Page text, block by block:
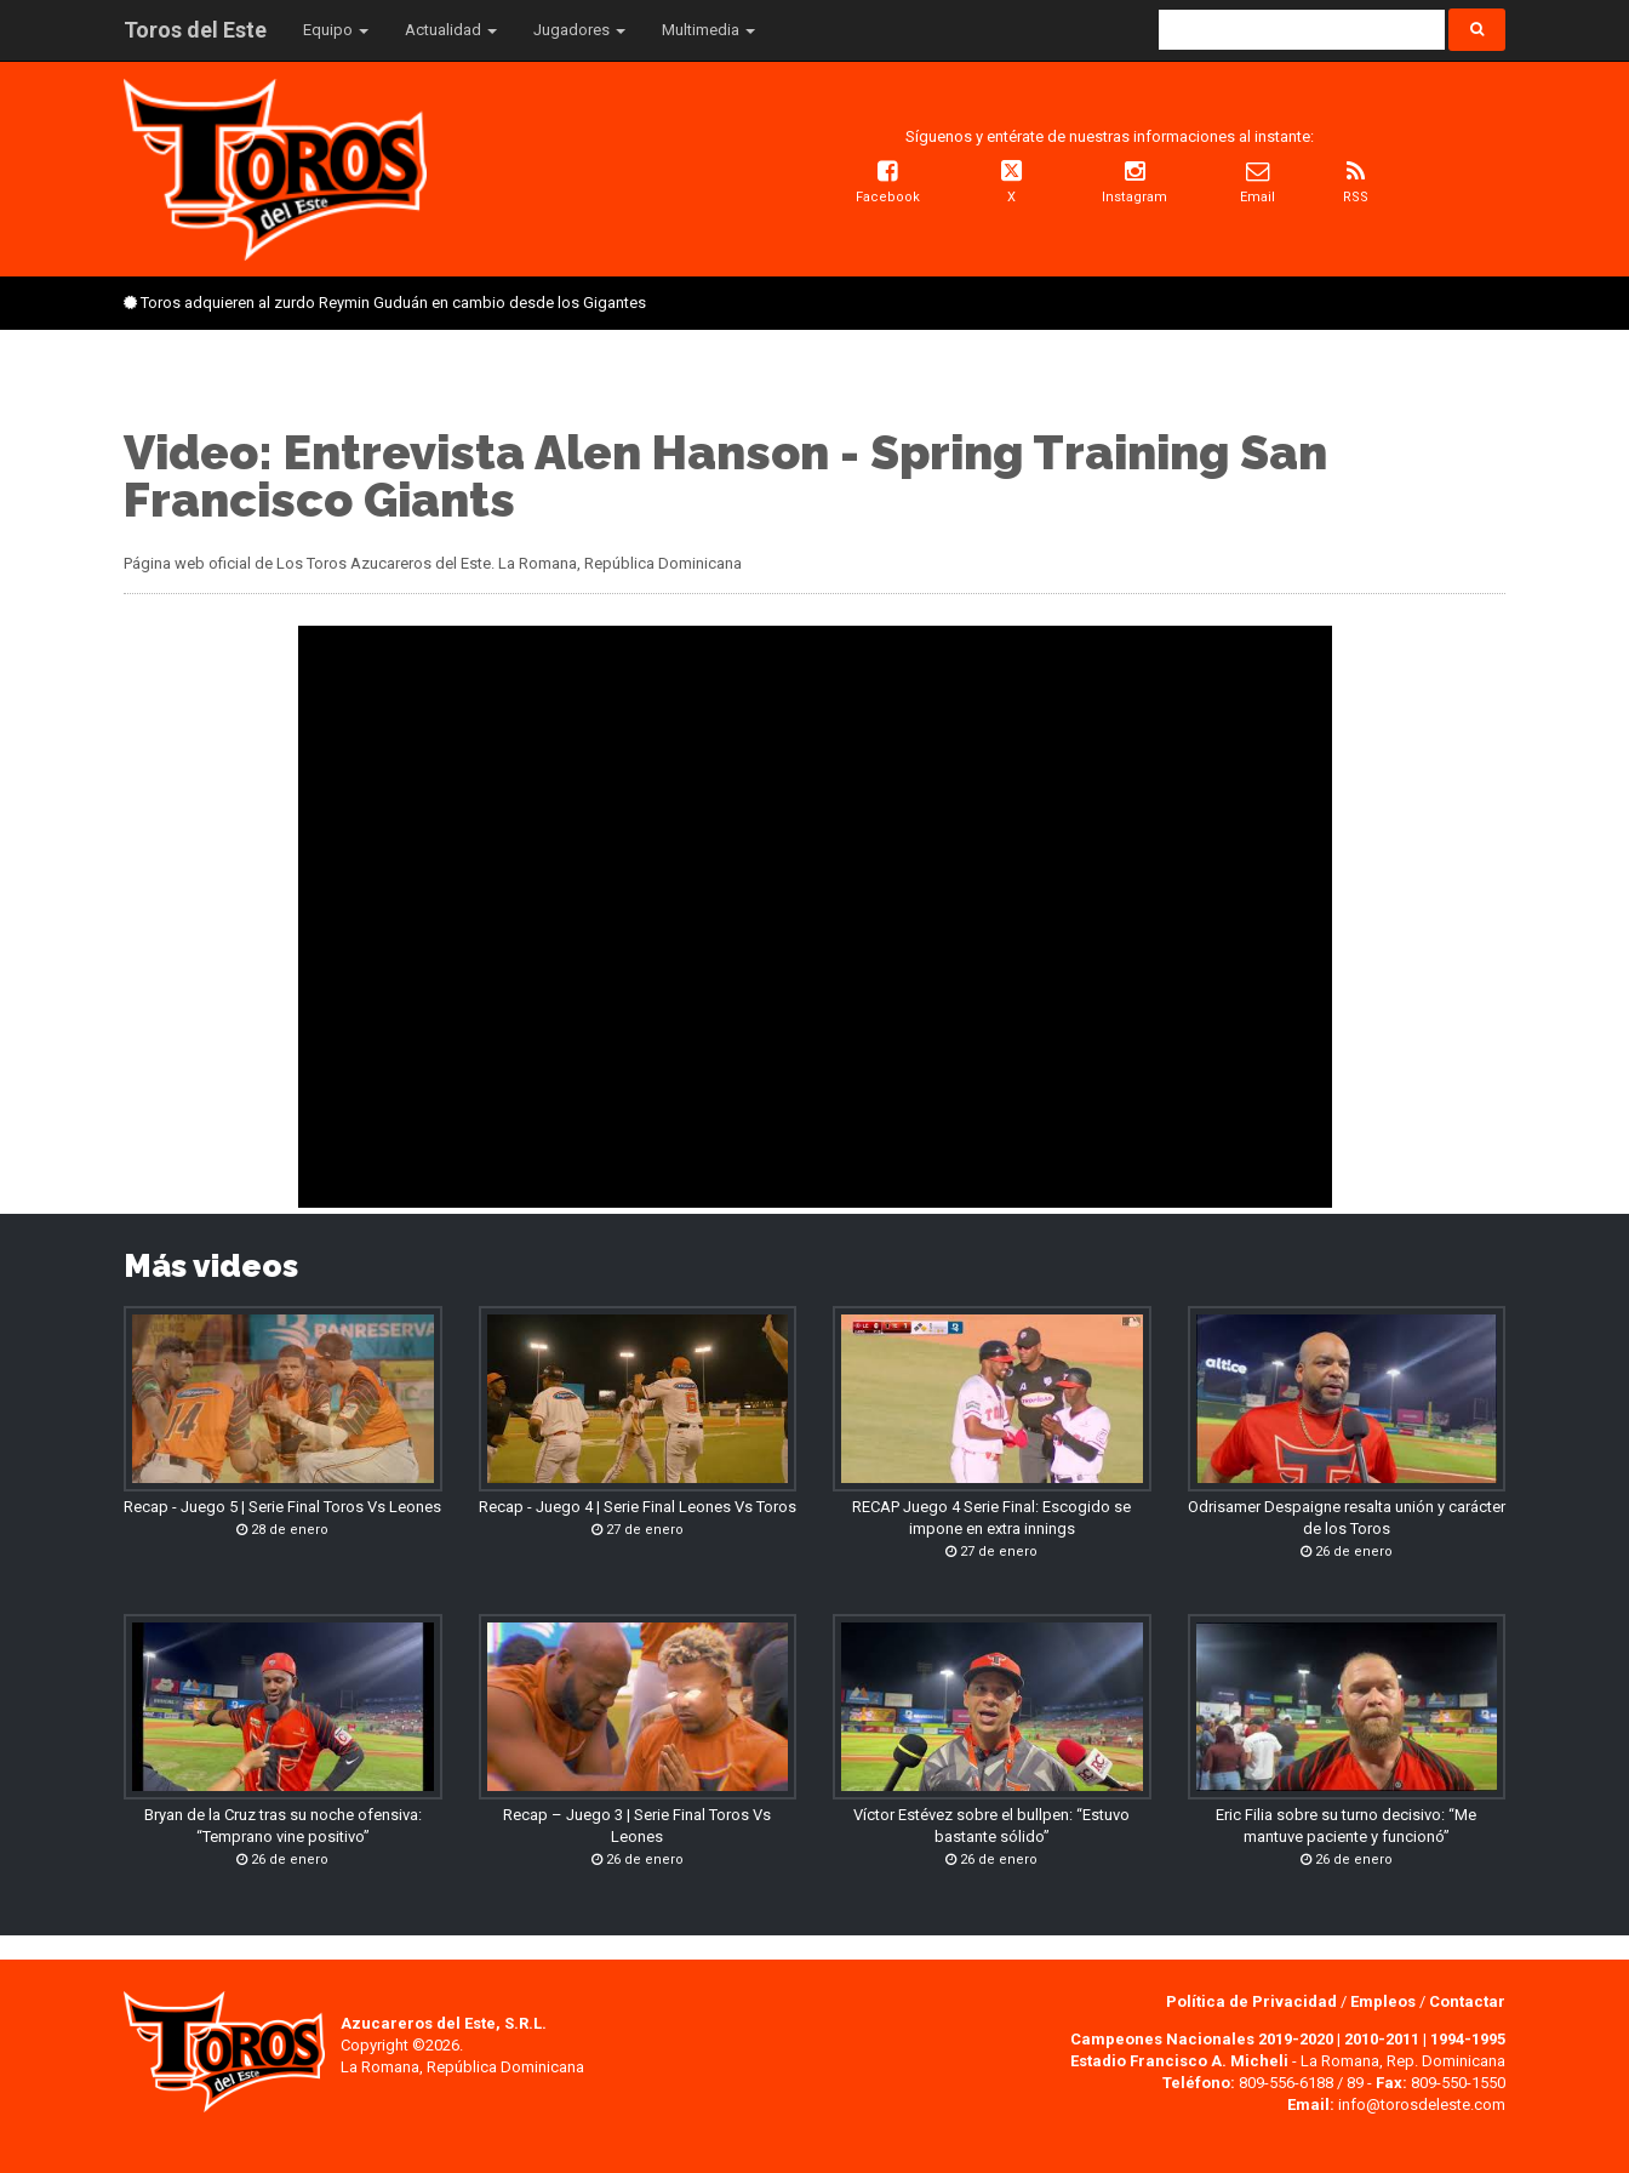
Toros del Este Equipo Actualidad Jugadores Multimedia
Síguenos y entérate de nuestras informaciones al instante:
Facebook X Instagram Email RSS
Toros adquieren al zurdo Reymin Guduán en cambio desde los Gigantes
Video: Entrevista Alen Hanson - Spring Training San
Francisco Giants
Página web oficial de Los Toros Azucareros del Este. La Romana, República Dominicana
Más videos
Recap - Juego 5 | Serie Final Toros Vs Leones
28 de enero
Recap - Juego 4 | Serie Final Leones Vs Toros
27 de enero
RECAP Juego 4 Serie Final: Escogido se
impone en extra innings
27 de enero
Odrisamer Despaigne resalta unión y carácter
de los Toros
26 de enero
Bryan de la Cruz tras su noche ofensiva:
“Temprano vine positivo”
26 de enero
Recap – Juego 3 | Serie Final Toros Vs
Leones
26 de enero
Víctor Estévez sobre el bullpen: “Estuvo
bastante sólido”
26 de enero
Eric Filia sobre su turno decisivo: “Me
mantuve paciente y funcionó”
26 de enero
Azucareros del Este, S.R.L.
Copyright ©2026.
La Romana, República Dominicana
Política de Privacidad / Empleos / Contactar
Campeones Nacionales 2019-2020 | 2010-2011 | 1994-1995
Estadio Francisco A. Micheli - La Romana, Rep. Dominicana
Teléfono: 809-556-6188 / 89 - Fax: 809-550-1550
Email: info@torosdeleste.com